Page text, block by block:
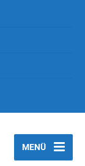
MENÜ